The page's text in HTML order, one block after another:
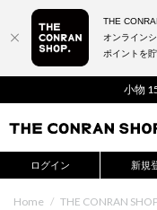
小物
ログイン 新規
Home / THE CONRAN
THE
オンライン
ポイントを